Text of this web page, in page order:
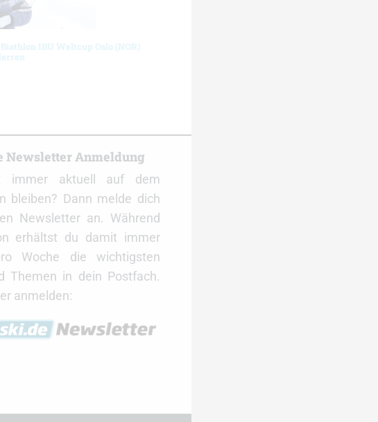
IBU Weltcup Oslo (NOR)
Newsletter Anmeldung
immer aktuell auf dem
bleiben? Dann melde dich
Newsletter an. Während
erhältst du damit immer
Woche die wichtigsten
Themen in dein Postfach.
anmelden: